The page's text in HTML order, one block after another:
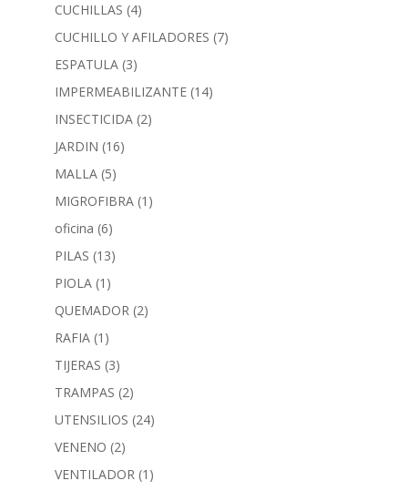
CUCHILLAS (4)
CUCHILLO Y AFILADORES (7)
ESPATULA (3)
IMPERMEABILIZANTE (14)
INSECTICIDA (2)
JARDIN (16)
MALLA (5)
MIGROFIBRA (1)
oficina (6)
PILAS (13)
PIOLA (1)
QUEMADOR (2)
RAFIA (1)
TIJERAS (3)
TRAMPAS (2)
UTENSILIOS (24)
VENENO (2)
VENTILADOR (1)